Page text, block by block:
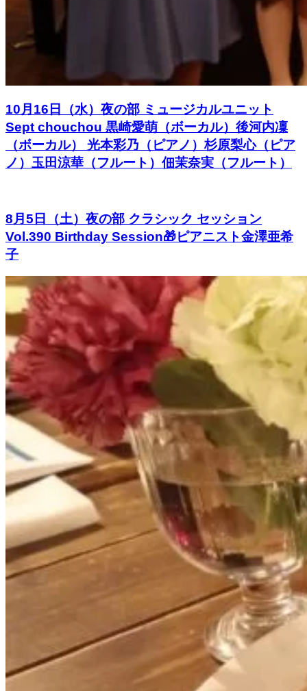
10月16日（水）夜の部 ミュージカルユニット
Sept chouchou 黒崎愛萌（ボーカル）後河内凜
（ボーカル） 光本彩乃（ピアノ）杉原梨心（ピア
ノ）玉田涼華（フルート）佃茉奈実（フルート）
8月5日（土）夜の部 クラシック セッション
Vol.390 Birthday Session🎁ピアニスト金澤亜希
子